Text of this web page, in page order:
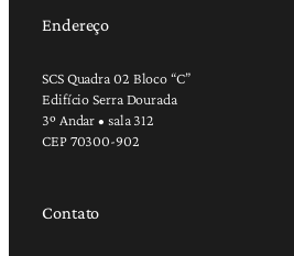
Endereço
SCS Quadra 02 Bloco “C”
Edifício Serra Dourada
3º Andar • sala 312
CEP 70300-902
Contato